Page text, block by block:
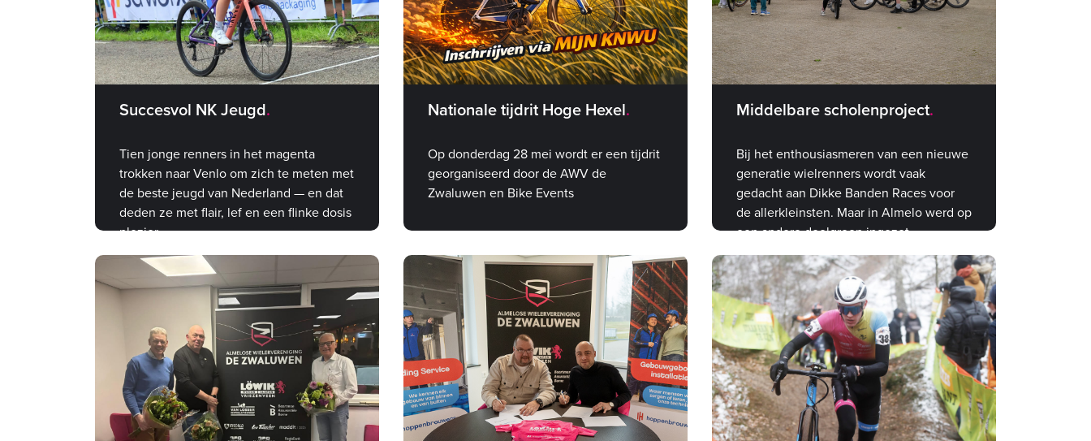
Succesvol NK Jeugd
Tien jonge renners in het magenta
trokken naar Venlo om zich te meten met
de beste jeugd van Nederland — en dat
deden ze met flair, lef en een flinke dosis
plezier.
Nationale tijdrit Hoge Hexel
Op donderdag 28 mei wordt er een tijdrit
georganiseerd door de AWV de
Zwaluwen en Bike Events
Middelbare scholenproject
Bij het enthousiasmeren van een nieuwe
generatie wielrenners wordt vaak
gedacht aan Dikke Banden Races voor
de allerkleinsten. Maar in Almelo werd op
een andere doelgroep ingezet